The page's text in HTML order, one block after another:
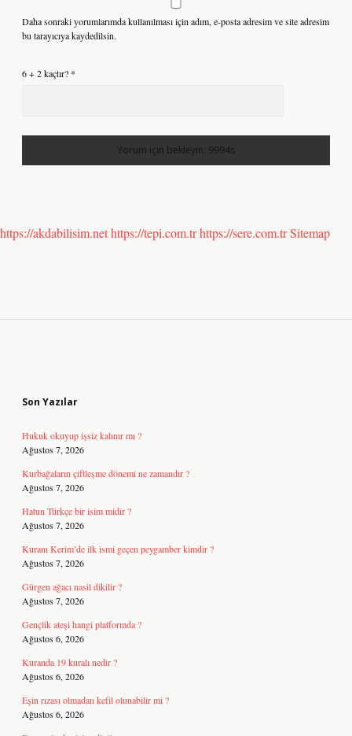
Daha sonraki yorumlarımda kullanılması için adım, e-posta adresim ve site adresim
bu tarayıcıya kaydedilsin.
6 + 2 kaçtır? *
https://akdabilisim.nethttps://tepi.com.trhttps://sere.com.trSitemap
Son Yazılar
Hukuk okuyup işsiz kalınır mı ?
Ağustos 7, 2026
Kurbağaların çiftleşme dönemi ne zamandır ?
Ağustos 7, 2026
Hatun Türkçe bir isim midir ?
Ağustos 7, 2026
Kuranı Kerim’de ilk ismi geçen peygamber kimdir ?
Ağustos 7, 2026
Gürgen ağacı nasil dikilir ?
Ağustos 7, 2026
Gençlik ateşi hangi platformda ?
Ağustos 6, 2026
Kuranda 19 kuralı nedir ?
Ağustos 6, 2026
Eşin rızası olmadan kefil olunabilir mi ?
Ağustos 6, 2026